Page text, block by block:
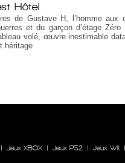
Hôtel
de Gustave H, l’homme aux
et du garçon d’étage
volé, œuvre inestimable
héritage
| Jeux XBOX | Jeux PS2 | Jeux WII |